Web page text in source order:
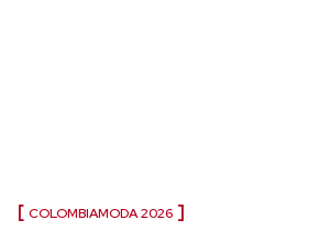
COLOMBIAMODA 2026